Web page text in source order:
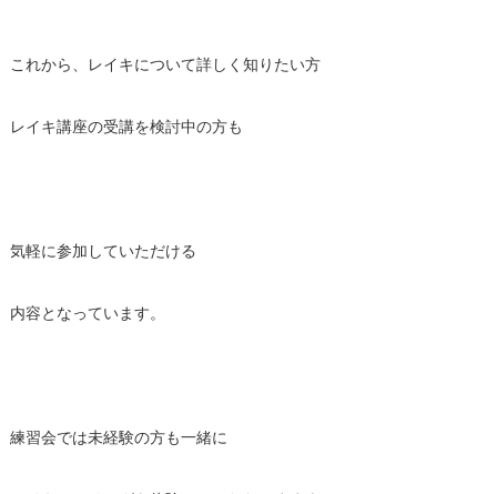
これから、レイキについて詳しく知りたい方
レイキ講座の受講を検討中の方も
気軽に参加していただける
内容となっています。
練習会では未経験の方も一緒に